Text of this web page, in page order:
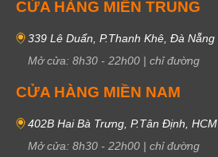
CỬA HÀNG MIỀN TRUNG
339 Lê Duẩn, P.Thanh Khê, Đà Nẵng
Mở cửa: 8h30 - 22h00 | chỉ đường
CỬA HÀNG MIỀN NAM
402B Hai Bà Trưng, P.Tân Định, HCM
Mở cửa: 8h30 - 22h00 | chỉ đường